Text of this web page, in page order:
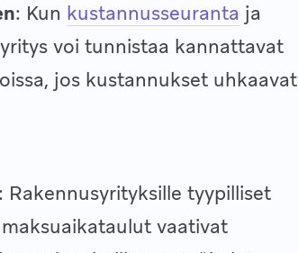
: Kun kustannusseuranta ja
voi tunnistaa kannattavat
jos kustannukset uhkaavat
: Rakennusyrityksille tyypilliset
vaativat